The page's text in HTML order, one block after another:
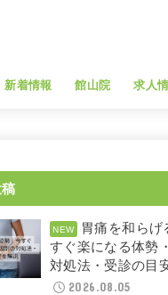
新着情報 館山院 求人
胃痛を和らげ
すぐ楽になる体勢
対処法・受診の目
2026.08.05